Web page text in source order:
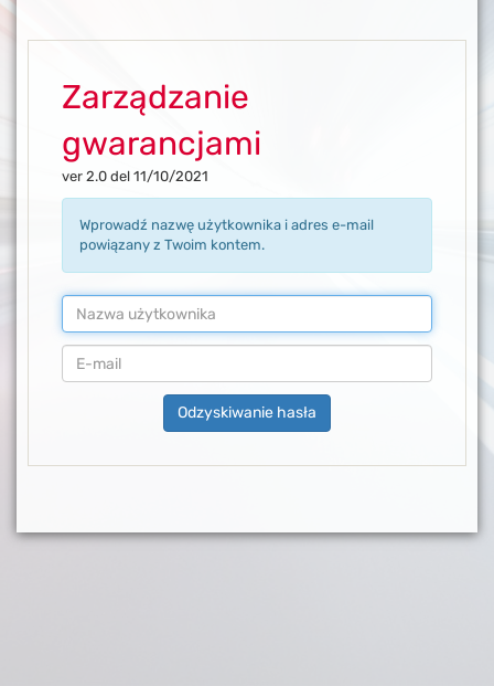
Zarządzanie
gwarancjami
ver 2.0 del 11/10/2021
Wprowadź nazwę użytkownika i adres e-mail
powiązany z Twoim kontem.
Odzyskiwanie hasła